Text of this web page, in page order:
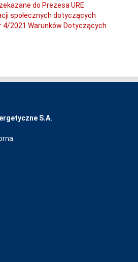
do Prezesa URE
społecznych dotyczących
4/2021 Warunków Dotyczących
S.A.